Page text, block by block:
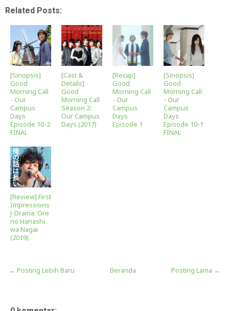
Related Posts:
[Sinopsis]
Good
Morning Call
- Our
Campus
Days
Episode 10-2
FINAL
[Cast &
Details]
Good
Morning Call
Season 2:
Our Campus
Days (2017)
[Recap]
Good
Morning Call
- Our
Campus
Days
Episode 1
[Sinopsis]
Good
Morning Call
- Our
Campus
Days
Episode 10-1
FINAL
[Review] First
Impressions
J-Drama: Ore
no Hanashi
wa Nagai
(2019)
← Posting Lebih Baru Posting Lama →
Beranda